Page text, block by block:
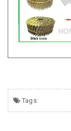
Tags: